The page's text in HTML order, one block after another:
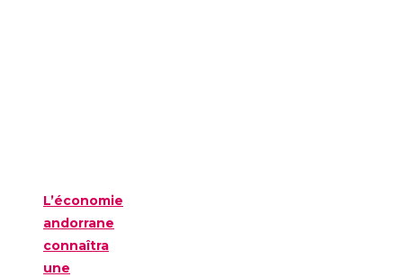
L’économie
andorrane
connaîtra
une